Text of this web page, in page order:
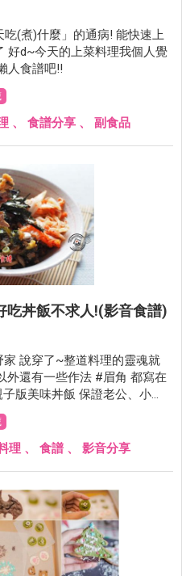
(煮)什麼」的通病! 能快速上
好d~今天的上菜料理我個人覺
人食譜吧!!
、 食譜分享 、 副食品
吃丼飯不求人!(影音食譜)
說穿了~整道料理的靈魂就
外還有一些作法 #眉角 都寫在
保證老公、小孩
理 、 食譜 、 影音分享